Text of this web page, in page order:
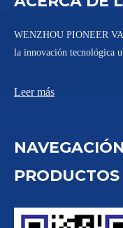
WENZHOU PIONEER
la innovación tecnológica
Leer más
NAVEGACIÓN
PRODUCTOS